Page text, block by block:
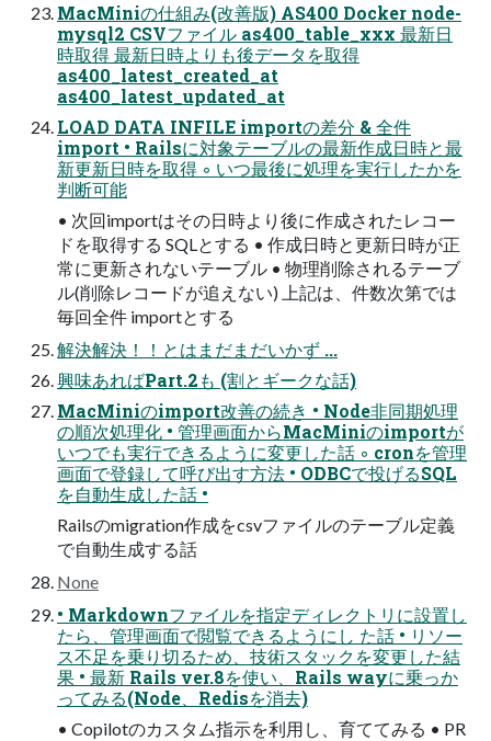
MacMiniの仕組み(改善版) AS400 Docker node-
mysql2 CSVファイル as400_table_xxx 最新日
時取得 最新日時よりも後データを取得
as400_latest_created_at
as400_latest_updated_at
LOAD DATA INFILE importの差分 & 全件
import • Railsに対象テーブルの最新作成日時と最
新更新日時を取得 ◦ いつ最後に処理を実行したかを
判断可能
• 次回importはその日時より後に作成されたレコー
ドを取得する SQLとする • 作成日時と更新日時が正
常に更新されないテーブル • 物理削除されるテーブ
ル(削除レコードが追えない) 上記は、件数次第では
毎回全件 importとする
解決解決！！とはまだまだいかず ...
興味あればPart.2も (割とギークな話)
MacMiniのimport改善の続き • Node非同期処理
の順次処理化 • 管理画面からMacMiniのimportが
いつでも実行できるように変更した話 ◦ cronを管理
画面で登録して呼び出す方法 • ODBCで投げるSQL
を自動生成した話 •
Railsのmigration作成をcsvファイルのテーブル定義
で自動生成する話
None
• Markdownファイルを指定ディレクトリに設置し
たら、管理画面で閲覧できるようにし た話 • リソー
ス不足を乗り切るため、技術スタックを変更した結
果 • 最新 Rails ver.8を使い、Rails wayに乗っか
ってみる(Node、Redisを消去)
• Copilotのカスタム指示を利用し、育ててみる • PR